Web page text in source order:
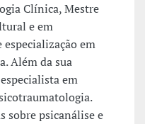
Clínica, Mestre
e em
em
Além da sua
em
sobre psicanálise e